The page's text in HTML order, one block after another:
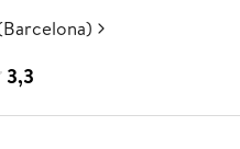
3,3